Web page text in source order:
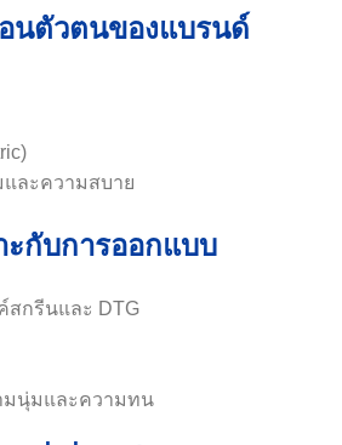
นตัวตนของแบรนด์
ละความสบาย
ะกับการออกแบบ
สกรีนและ DTG
มนุ่มและความทน